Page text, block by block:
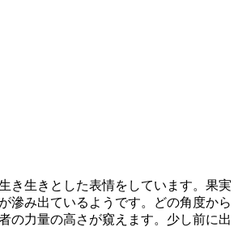
き生きとした表情をしています。果実
滲み出ているようです。どの角度から
の力量の高さが窺えます。少し前に出